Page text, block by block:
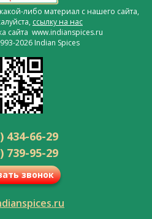
либо материал с нашего сайта,
ссылку на нас
сайта www.indianspices.ru
2026 Indian Spices
434-66-29
739-95-29
звонок